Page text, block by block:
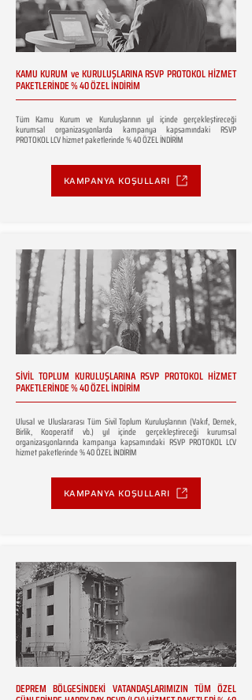
KAMU KURUM ve KURULUŞLARINA RSVP PROTOKOL HİZMET
PAKETLERİNDE % 40 ÖZEL İNDİRİM
Tüm Kamu Kurum ve Kuruluşlarının yıl içinde gerçekleştireceği
kurumsal organizasyonlarda kampanya kapsamındaki RSVP
PROTOKOL LCV hizmet paketlerinde % 40 ÖZEL İNDİRİM
KAMPANYA KOŞULLARI
SİVİL TOPLUM KURULUŞLARINA RSVP PROTOKOL HİZMET
PAKETLERİNDE % 40 ÖZEL İNDİRİM
Ulusal ve Uluslararası Tüm Sivil Toplum Kuruluşlarının (Vakıf, Dernek,
Birlik, Kooperatif vb.) yıl içinde gerçekleştireceği kurumsal
organizasyonlarında kampanya kapsamındaki RSVP PROTOKOL LCV
hizmet paketlerinde % 40 ÖZEL İNDİRİM
KAMPANYA KOŞULLARI
DEPREM BÖLGESİNDEKİ VATANDAŞLARIMIZIN TÜM ÖZEL